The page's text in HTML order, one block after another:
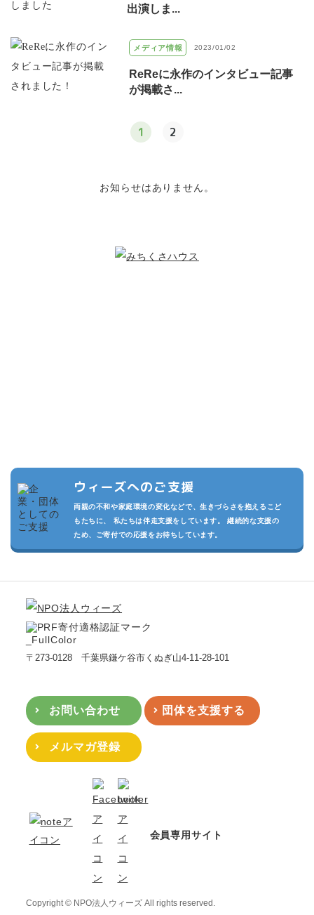
出演しま...
メディア情報 2023/01/02
ReReに永作のインタビュー記事
が掲載さ...
1 2
お知らせはありません。
ウィーズへのご支援
両親の不和や家庭環境の変化などで、生きづらさを抱えるこど
もたちに、 私たちは伴走支援をしています。 継続的な支援の
ため、ご寄付での応援をお待ちしています。
〒273-0128 千葉県鎌ケ谷市くぬぎ山4-11-28-101
お問い合わせ 団体を支援する
メルマガ登録
会員専用サイト
Copyright © NPO法人ウィーズ All rights reserved.